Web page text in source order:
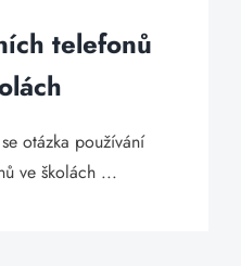
telefonů
otázka používání
ve školách ...